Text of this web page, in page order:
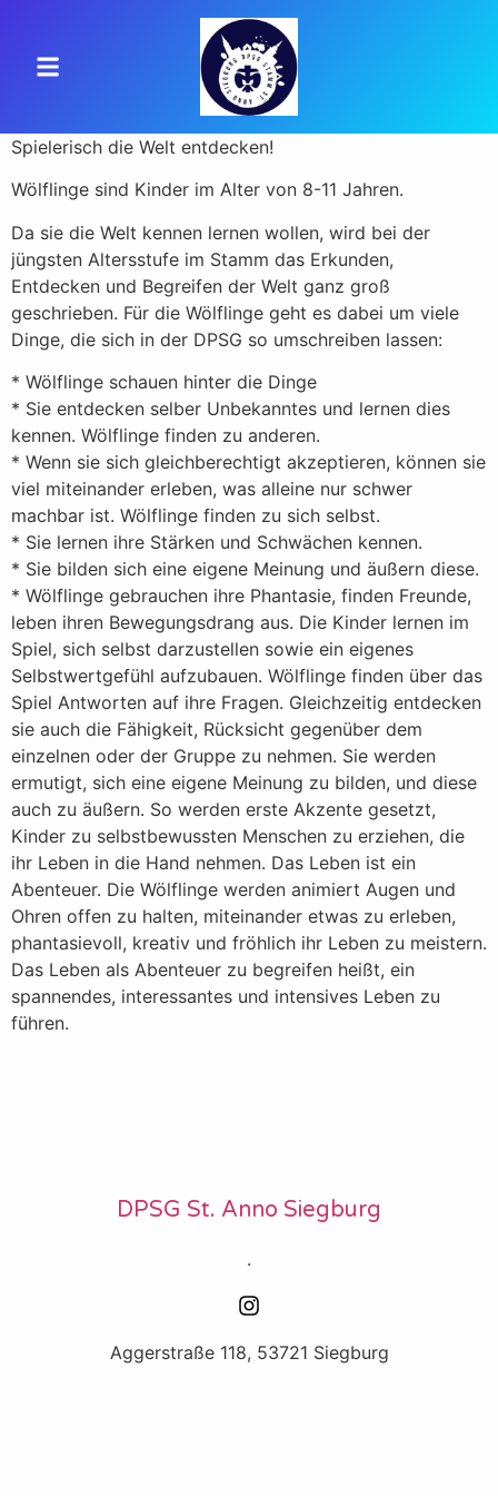
Spielerisch die Welt entdecken!
Wölflinge sind Kinder im Alter von 8-11 Jahren.
Da sie die Welt kennen lernen wollen, wird bei der
jüngsten Altersstufe im Stamm das Erkunden,
Entdecken und Begreifen der Welt ganz groß
geschrieben. Für die Wölflinge geht es dabei um viele
Dinge, die sich in der DPSG so umschreiben lassen:
* Wölflinge schauen hinter die Dinge
* Sie entdecken selber Unbekanntes und lernen dies
kennen. Wölflinge finden zu anderen.
* Wenn sie sich gleichberechtigt akzeptieren, können sie
viel miteinander erleben, was alleine nur schwer
machbar ist. Wölflinge finden zu sich selbst.
* Sie lernen ihre Stärken und Schwächen kennen.
* Sie bilden sich eine eigene Meinung und äußern diese.
* Wölflinge gebrauchen ihre Phantasie, finden Freunde,
leben ihren Bewegungsdrang aus. Die Kinder lernen im
Spiel, sich selbst darzustellen sowie ein eigenes
Selbstwertgefühl aufzubauen. Wölflinge finden über das
Spiel Antworten auf ihre Fragen. Gleichzeitig entdecken
sie auch die Fähigkeit, Rücksicht gegenüber dem
einzelnen oder der Gruppe zu nehmen. Sie werden
ermutigt, sich eine eigene Meinung zu bilden, und diese
auch zu äußern. So werden erste Akzente gesetzt,
Kinder zu selbstbewussten Menschen zu erziehen, die
ihr Leben in die Hand nehmen. Das Leben ist ein
Abenteuer. Die Wölflinge werden animiert Augen und
Ohren offen zu halten, miteinander etwas zu erleben,
phantasievoll, kreativ und fröhlich ihr Leben zu meistern.
Das Leben als Abenteuer zu begreifen heißt, ein
spannendes, interessantes und intensives Leben zu
führen.
DPSG St. Anno Siegburg
.
Aggerstraße 118, 53721 Siegburg